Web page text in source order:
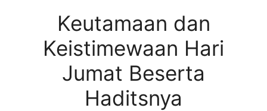
Keutamaan dan
Keistimewaan Hari
Jumat Beserta
Haditsnya